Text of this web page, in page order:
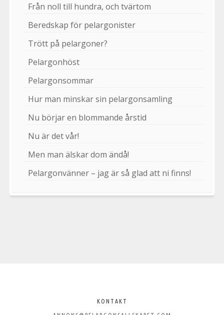
Från noll till hundra, och tvärtom
Beredskap för pelargonister
Trött på pelargoner?
Pelargonhöst
Pelargonsommar
Hur man minskar sin pelargonsamling
Nu börjar en blommande årstid
Nu är det vår!
Men man älskar dom ändå!
Pelargonvänner – jag är så glad att ni finns!
KONTAKT